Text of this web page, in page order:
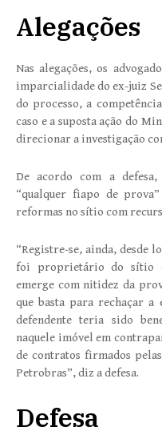
Alegações
Nas alegações, os
imparcialidade do ex-juiz
do processo, a
caso e a suposta ação do
direcionar a investigação
De acordo com a
“qualquer fiapo de
reformas no sítio com
“Registre-se, ainda, desde
foi proprietário do sítio
emerge com nitidez da
que basta para rechaçar a
defendente teria sido
naquele imóvel em
de contratos firmados
Petrobras”, diz a defesa.
Defesa